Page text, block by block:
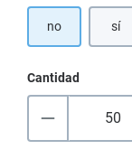
no sí
Cantidad